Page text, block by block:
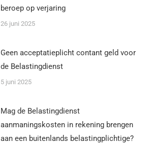
beroep op verjaring
26 juni 2025
Geen acceptatieplicht contant geld voor
de Belastingdienst
5 juni 2025
Mag de Belastingdienst
aanmaningskosten in rekening brengen
aan een buitenlands belastingplichtige?